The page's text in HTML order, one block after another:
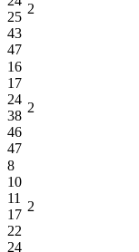
25
43
47
2
16
17
24
38
46
47
2
8
10
11
17
22
24
2